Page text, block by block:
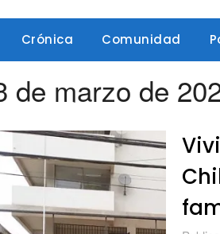
Crónica Comunidad
de marzo de